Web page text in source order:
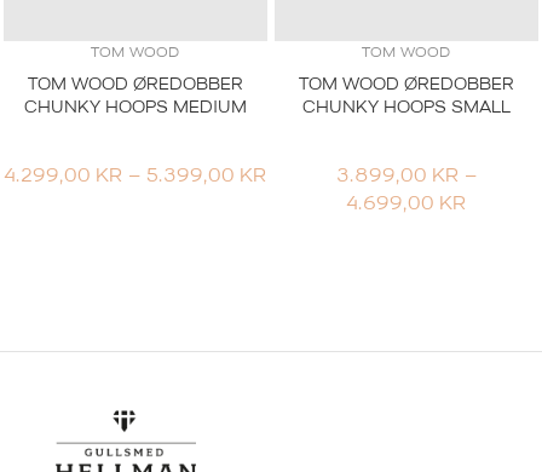
TOM WOOD
TOM WOOD ØREDOBBER
CHUNKY HOOPS MEDIUM
4.299,00 KR – 5.399,00 KR PRISOMRÅDE:
4.299,00 KR
TOM WOOD
TOM WOOD ØREDOBBER
CHUNKY HOOPS SMALL
3.899,00 KR –
4.699,00 KR